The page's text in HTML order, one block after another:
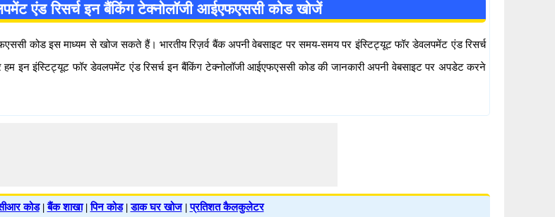
एंड रिसर्च इन बैंकिंग टेक्नोलॉजी आईएफएससी कोड खोजें
कोड इस माध्यम से खोज सकते हैं। भारतीय रिज़र्व बैंक अपनी वेबसाइट पर समय-समय पर इंस्टिट्यूट फॉर डेवलपमेंट एंड रिसर्च
इन इंस्टिट्यूट फॉर डेवलपमेंट एंड रिसर्च इन बैंकिंग टेक्नोलॉजी आईएफएससी कोड की जानकारी अपनी वेबसाइट पर अपडेट करने
कोड|बैंक शाखा|पिन कोड|डाक घर खोज|प्रतिशत कैलकुलेटर